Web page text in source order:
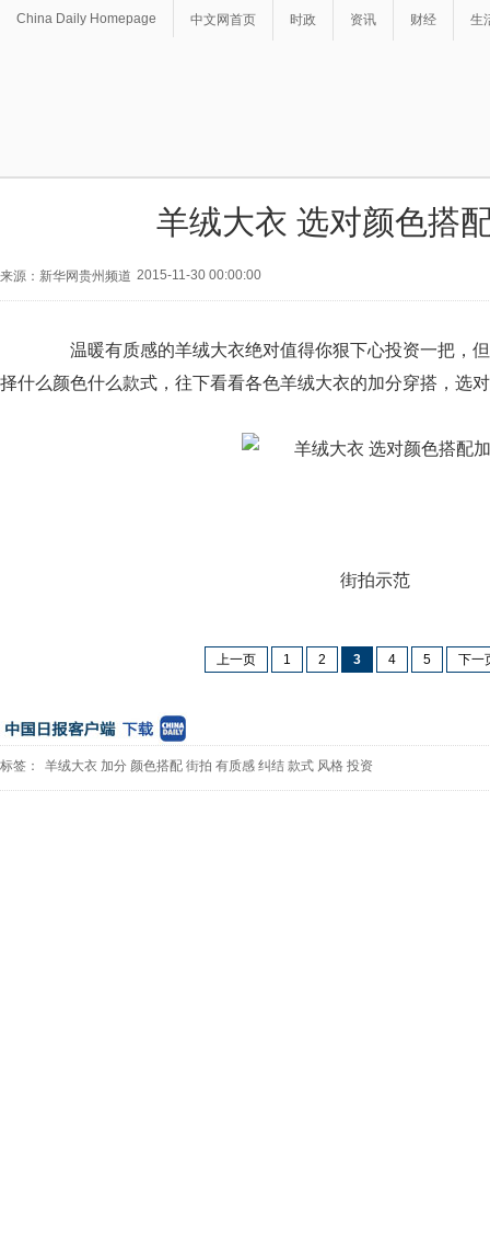
China Daily Homepage 中文网首页 时政 资讯 财经 生
羊绒大衣 选对颜色搭
来源：新华网贵州频道 2015-11-30 00:00:00
温暖有质感的羊绒大衣绝对值得你狠下心投资一把，但
择什么颜色什么款式，往下看看各色羊绒大衣的加分穿搭，选
街拍示范
上一页 1 2 3 4 5 下一
标签： 羊绒大衣 加分 颜色搭配 街拍 有质感 纠结 款式 风格 投资